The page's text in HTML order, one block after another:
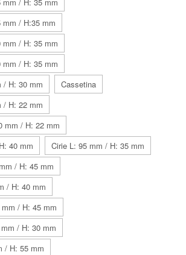
mm / H:35 mm
mm / H: 35 mm
mm / H: 35 mm
/ H: 30 mm
Cassetina
/ H: 22 mm
mm / H: 22 mm
40 mm
Cirie L: 95 mm / H: 35 mm
/ H: 45 mm
/ H: 40 mm
/ H: 45 mm
/ H: 30 mm
/ H: 55 mm